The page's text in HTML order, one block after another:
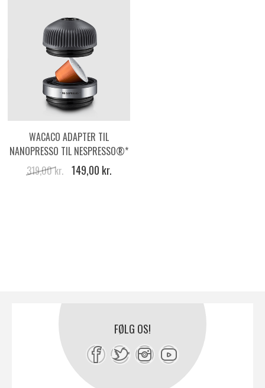
WACACO ADAPTER TIL
NANOPRESSO TIL NESPRESSO®*
TYPE KAFFEKAPSLER
319,00 kr. 149,00 kr.
FØLG OS!